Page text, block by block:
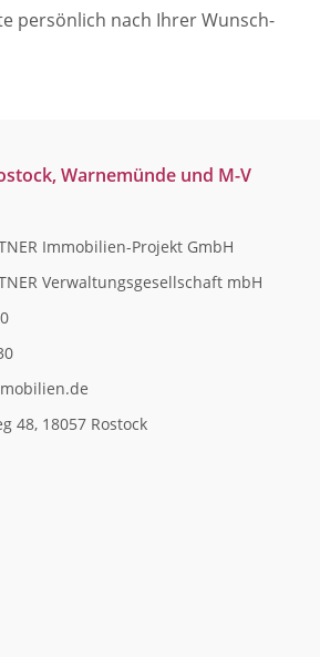
persönlich nach Ihrer Wunsch-
Warnemünde und M-V
Immobilien-Projekt GmbH
Verwaltungsgesellschaft mbH
48, 18057 Rostock